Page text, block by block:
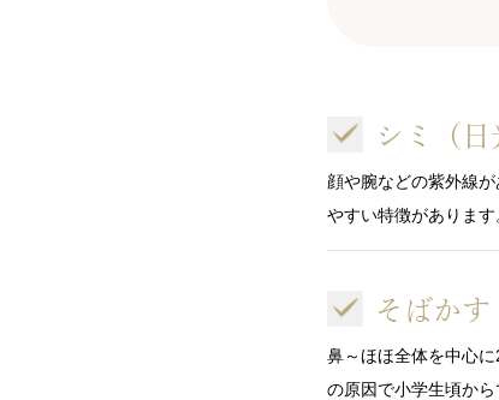
シミ （
顔や腕などの紫外線
やすい特徴があります
そばかす
鼻～ほほ全体を中心
の原因で小学生頃か